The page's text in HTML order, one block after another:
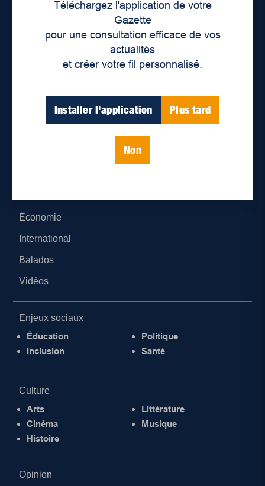
Téléchargez l'application de votre
Gazette
pour une consultation efficace de vos
actualités
et créer votre fil personnalisé.
Installer l'application Plus tard
Non
Lieux de distribution
Économie
International
Balados
Vidéos
Enjeux sociaux
Éducation
Inclusion
Politique
Santé
Culture
Arts
Cinéma
Histoire
Littérature
Musique
Opinion